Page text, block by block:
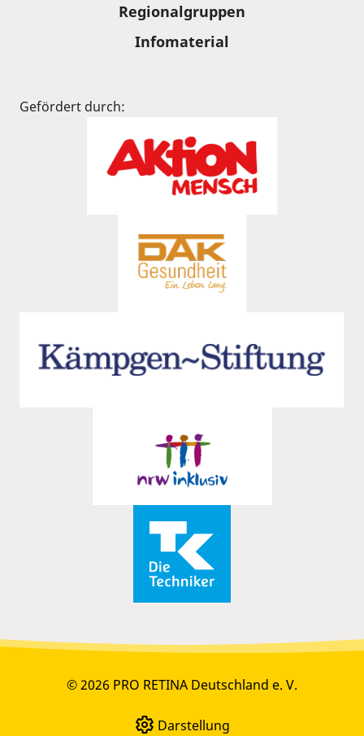
Regionalgruppen
Infomaterial
Gefördert durch:
© 2026 PRO RETINA Deutschland e. V.
Darstellung